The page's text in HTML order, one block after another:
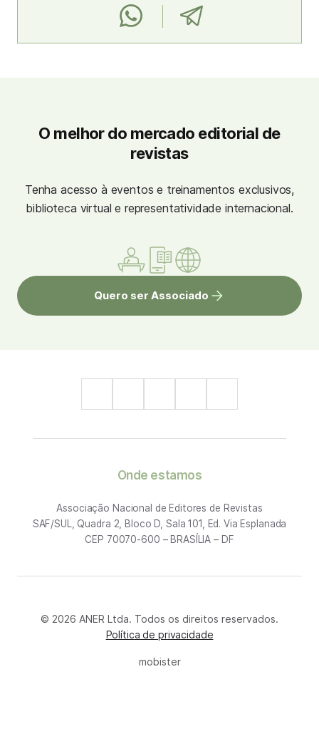
O melhor do mercado editorial de
revistas
Tenha acesso à eventos e treinamentos exclusivos,
biblioteca virtual e representatividade internacional.
Quero ser Associado
Onde estamos
Associação Nacional de Editores de Revistas
SAF/SUL, Quadra 2, Bloco D, Sala 101, Ed. Via Esplanada
CEP 70070-600 – BRASÍLIA – DF
© 2026 ANER Ltda. Todos os direitos reservados.
Política de privacidade
mobister